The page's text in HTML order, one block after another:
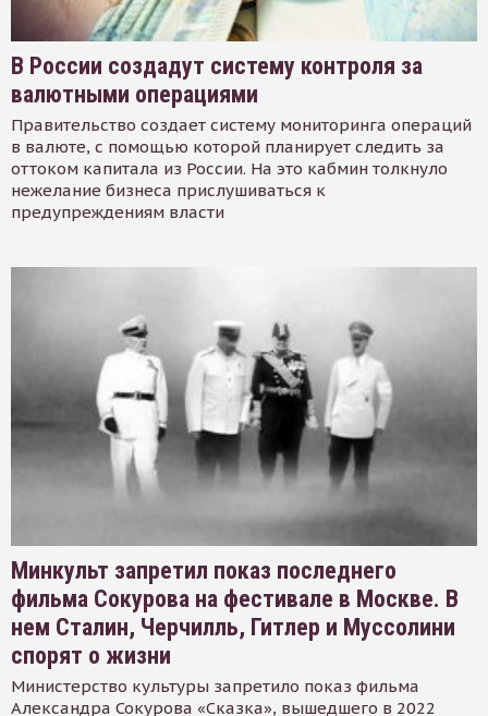
В России создадут систему контроля за
валютными операциями
Правительство создает систему мониторинга операций
в валюте, с помощью которой планирует следить за
оттоком капитала из России. На это кабмин толкнуло
нежелание бизнеса прислушиваться к
предупреждениям власти
Минкульт запретил показ последнего
фильма Сокурова на фестивале в Москве. В
нем Сталин, Черчилль, Гитлер и Муссолини
спорят о жизни
Министерство культуры запретило показ фильма
Александра Сокурова «Сказка», вышедшего в 2022